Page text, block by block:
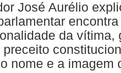
José Aurélio
da vítima,
nome e a imagem